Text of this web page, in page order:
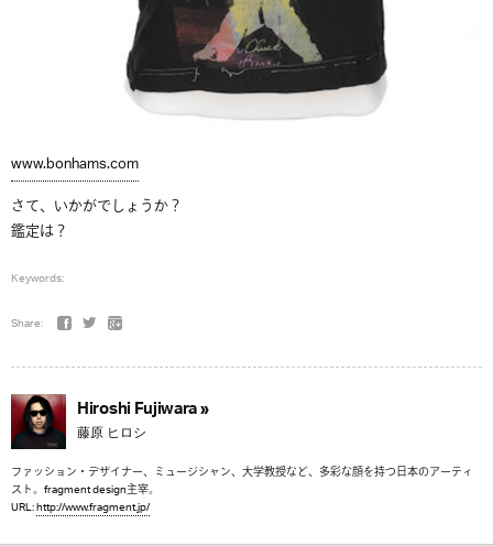
www.bonhams.com
さて、いかがでしょうか？
鑑定は？
Keywords:
Share:
Hiroshi Fujiwara »
藤原 ヒロシ
ファッション・デザイナー、ミュージシャン、大学教授など、多彩な顔を持つ日本のアーティ
スト。fragment design主宰。
URL:http://www.fragment.jp/